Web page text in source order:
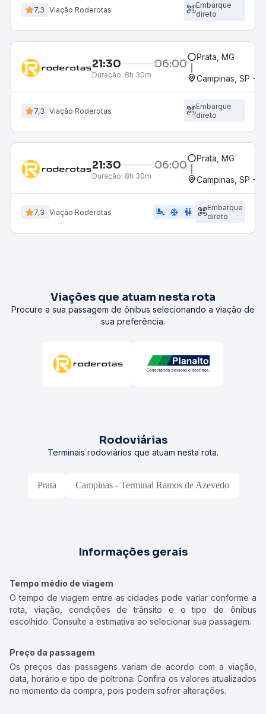
7,3 Viação Roderotas
Embarque
direto
21:30 06:00
Duração: 8h 30m
Prata, MG
Campinas, SP -
7,3 Viação Roderotas
Embarque
direto
21:30 06:00
Duração: 8h 30m
Prata, MG
Campinas, SP -
7,3 Viação Roderotas airline_seat_legroom_extra ac_unit wc
Embarque
direto
Viações que atuam nesta rota
Procure a sua passagem de ônibus selecionando a viação de
sua preferência.
Rodoviárias
Terminais rodoviários que atuam nesta rota.
Prata Campinas - Terminal Ramos de Azevedo
Informações gerais
Tempo médio de viagem
O tempo de viagem entre as cidades pode variar conforme a
rota, viação, condições de trânsito e o tipo de ônibus
escolhido. Consulte a estimativa ao selecionar sua passagem.
Preço da passagem
Os preços das passagens variam de acordo com a viação,
data, horário e tipo de poltrona. Confira os valores atualizados
no momento da compra, pois podem sofrer alterações.